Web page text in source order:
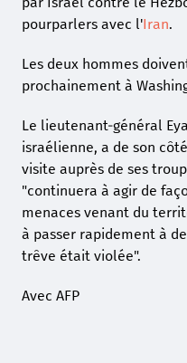
pourparlers avec l'Iran.
Les deux hommes
prochainement à
Le lieutenant-général
israélienne, a de son
visite auprès de ses
"continuera à agir de
menaces venant du
à passer rapidement à
trêve était violée".
Avec AFP